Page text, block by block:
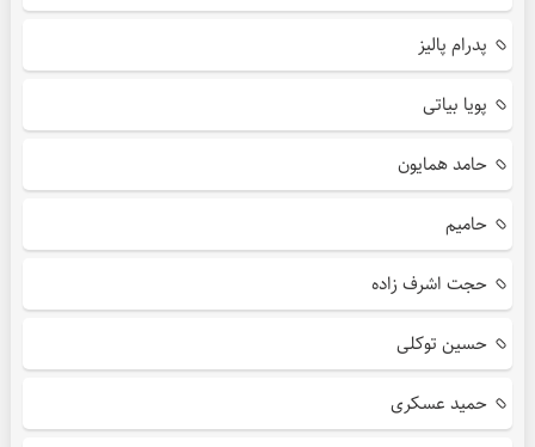
پدرام پالیز
پویا بیاتی
حامد همایون
حامیم
حجت اشرف زاده
حسین توکلی
حمید عسکری